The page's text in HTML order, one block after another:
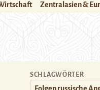
Zentralasien &
SCHLAGWÖRTER